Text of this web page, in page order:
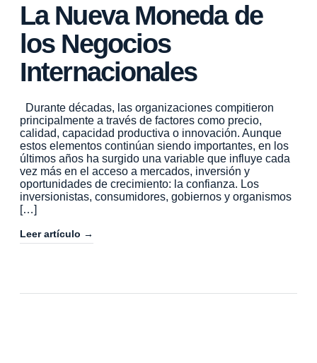
La Nueva Moneda de
los Negocios
Internacionales
Durante décadas, las organizaciones compitieron
principalmente a través de factores como precio,
calidad, capacidad productiva o innovación. Aunque
estos elementos continúan siendo importantes, en los
últimos años ha surgido una variable que influye cada
vez más en el acceso a mercados, inversión y
oportunidades de crecimiento: la confianza. Los
inversionistas, consumidores, gobiernos y organismos
[…]
Leer artículo →